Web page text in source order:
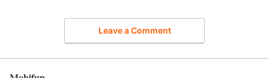
Leave a Comment